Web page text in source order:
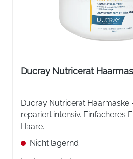
Ducray Nutricerat
Ducray Nutricerat Haarmaske
repariert intensiv. Einfacheres
Haare.
Nicht lagernd